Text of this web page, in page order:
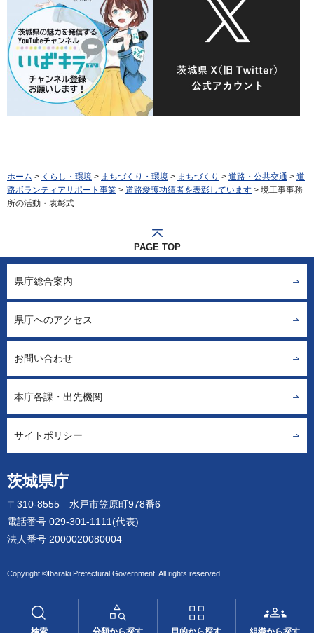
ホーム > くらし・環境 > まちづくり・環境 > まちづくり > 道路・公共交通 > 道
路ボランティアサポート事業 > 道路愛護功績者を表彰しています > 境工事事務
所の活動・表彰式
PAGE TOP
茨城県庁
〒310-8555 水戸市笠原町978番6
電話番号 029-301-1111(代表)
法人番号 2000020080004
Copyright ©Ibaraki Prefectural Government. All rights reserved.
県庁総合案内
県庁へのアクセス
お問い合わせ
本庁各課・出先機関
サイトポリシー